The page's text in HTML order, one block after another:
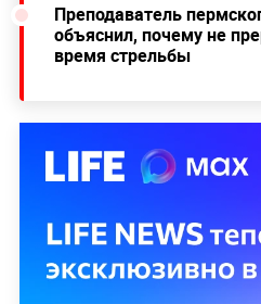
Преподаватель
объяснил, почему не
время стрельбы